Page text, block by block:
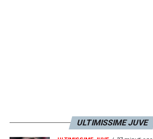
ULTIMISSIME JUVE